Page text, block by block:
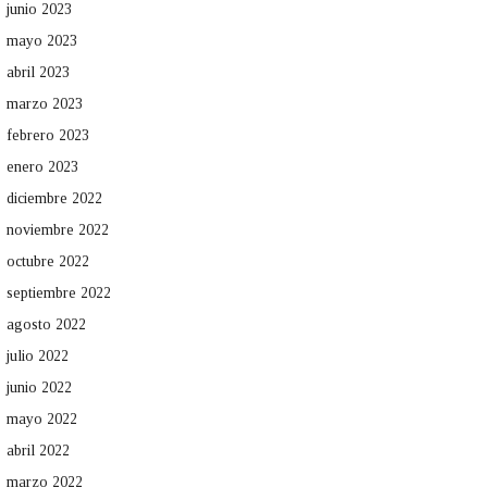
junio 2023
mayo 2023
abril 2023
marzo 2023
febrero 2023
enero 2023
diciembre 2022
noviembre 2022
octubre 2022
septiembre 2022
agosto 2022
julio 2022
junio 2022
mayo 2022
abril 2022
marzo 2022